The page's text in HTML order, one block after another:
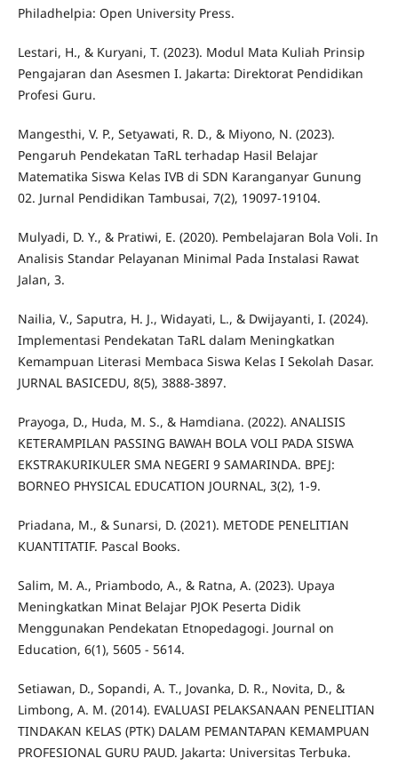
Philadhelpia: Open University Press.
Lestari, H., & Kuryani, T. (2023). Modul Mata Kuliah Prinsip
Pengajaran dan Asesmen I. Jakarta: Direktorat Pendidikan
Profesi Guru.
Mangesthi, V. P., Setyawati, R. D., & Miyono, N. (2023).
Pengaruh Pendekatan TaRL terhadap Hasil Belajar
Matematika Siswa Kelas IVB di SDN Karanganyar Gunung
02. Jurnal Pendidikan Tambusai, 7(2), 19097-19104.
Mulyadi, D. Y., & Pratiwi, E. (2020). Pembelajaran Bola Voli. In
Analisis Standar Pelayanan Minimal Pada Instalasi Rawat
Jalan, 3.
Nailia, V., Saputra, H. J., Widayati, L., & Dwijayanti, I. (2024).
Implementasi Pendekatan TaRL dalam Meningkatkan
Kemampuan Literasi Membaca Siswa Kelas I Sekolah Dasar.
JURNAL BASICEDU, 8(5), 3888-3897.
Prayoga, D., Huda, M. S., & Hamdiana. (2022). ANALISIS
KETERAMPILAN PASSING BAWAH BOLA VOLI PADA SISWA
EKSTRAKURIKULER SMA NEGERI 9 SAMARINDA. BPEJ:
BORNEO PHYSICAL EDUCATION JOURNAL, 3(2), 1-9.
Priadana, M., & Sunarsi, D. (2021). METODE PENELITIAN
KUANTITATIF. Pascal Books.
Salim, M. A., Priambodo, A., & Ratna, A. (2023). Upaya
Meningkatkan Minat Belajar PJOK Peserta Didik
Menggunakan Pendekatan Etnopedagogi. Journal on
Education, 6(1), 5605 - 5614.
Setiawan, D., Sopandi, A. T., Jovanka, D. R., Novita, D., &
Limbong, A. M. (2014). EVALUASI PELAKSANAAN PENELITIAN
TINDAKAN KELAS (PTK) DALAM PEMANTAPAN KEMAMPUAN
PROFESIONAL GURU PAUD. Jakarta: Universitas Terbuka.